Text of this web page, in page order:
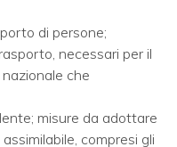
di persone;
necessari per il
che
misure da adottare
compresi gli